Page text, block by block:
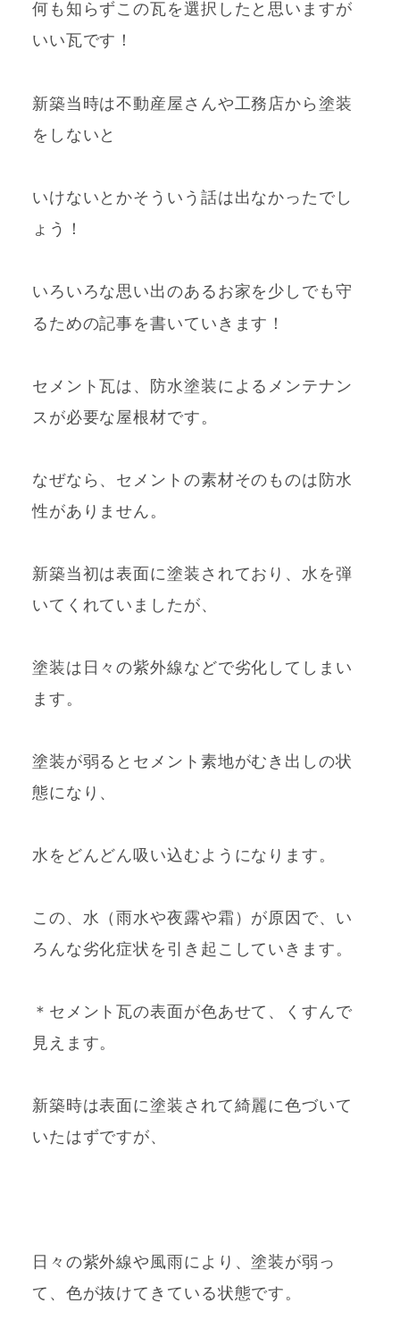
何も知らずこの瓦を選択したと思いますが
いい瓦です！
新築当時は不動産屋さんや工務店から塗装
をしないと
いけないとかそういう話は出なかったでし
ょう！
いろいろな思い出のあるお家を少しでも守
るための記事を書いていきます！
セメント瓦は、防水塗装によるメンテナン
スが必要な屋根材です。
なぜなら、セメントの素材そのものは防水
性がありません。
新築当初は表面に塗装されており、水を弾
いてくれていましたが、
塗装は日々の紫外線などで劣化してしまい
ます。
塗装が弱るとセメント素地がむき出しの状
態になり、
水をどんどん吸い込むようになります。
この、水（雨水や夜露や霜）が原因で、い
ろんな劣化症状を引き起こしていきます。
＊セメント瓦の表面が色あせて、くすんで
見えます。
新築時は表面に塗装されて綺麗に色づいて
いたはずですが、
日々の紫外線や風雨により、塗装が弱っ
て、色が抜けてきている状態です。